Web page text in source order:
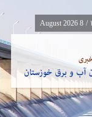
/
8 August 2026